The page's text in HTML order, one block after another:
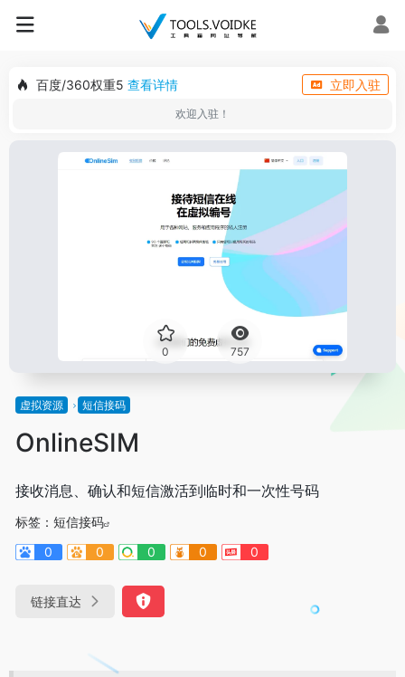
百度/360权重5 查看详情 立即入驻
欢迎入驻！
0 757
虚拟资源 短信接码
OnlineSIM
接收消息、确认和短信激活到临时和一次性号码
标签： 短信接码
0
0 0 0 0
链接直达